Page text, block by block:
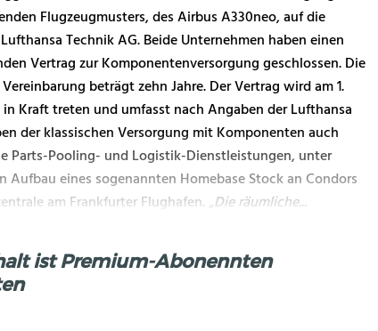
Flugzeugmusters, des Airbus A330neo, auf die
Technik AG. Beide Unternehmen haben einen
Vertrag zur Komponentenversorgung geschlossen. Die
beträgt zehn Jahre. Der Vertrag wird am 1.
in Kraft treten und umfasst nach Angaben der Lufthansa
der klassischen Versorgung mit Komponenten auch
Parts-Pooling- und Logistik-Dienstleistungen, unter
Aufbau eines sogenannten Homebase Stock an Condors
am Frankfurter Flughafen. „Die räumliche...
ist Premium-Abonennten